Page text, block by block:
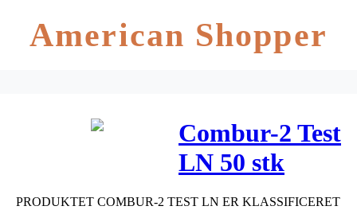
American Shopper
Combur-2 Test
LN 50 stk
PRODUKTET COMBUR-2 TEST LN ER KLASSIFICERET